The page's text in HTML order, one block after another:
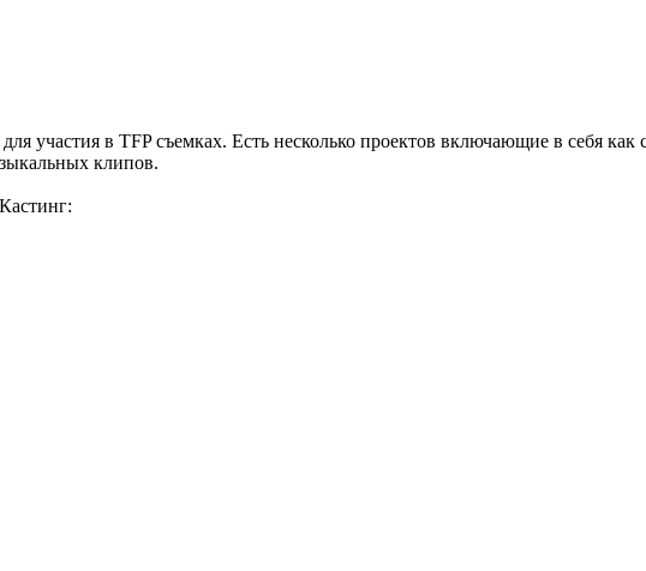
участия в TFP съемках. Есть несколько проектов включающие в себя
клипов.